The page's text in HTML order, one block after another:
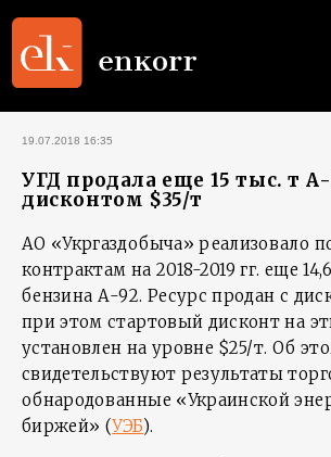
19.07.2018 16:35
УГД продала еще 15 тыс. т А-
дисконтом $35/т
АО «Укргаздобыча» реализовало
контрактам на 2018-2019 гг. еще
бензина А-92. Ресурс продан с
при этом стартовый дисконт на
установлен на уровне $25/т. Об
свидетельствуют результаты
обнародованные «Украинской
биржей» (УЭБ).